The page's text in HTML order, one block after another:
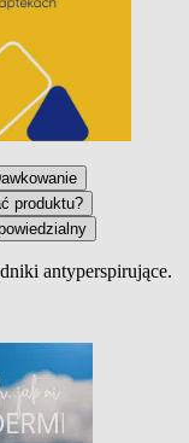
produktu?
antyperspirujące.